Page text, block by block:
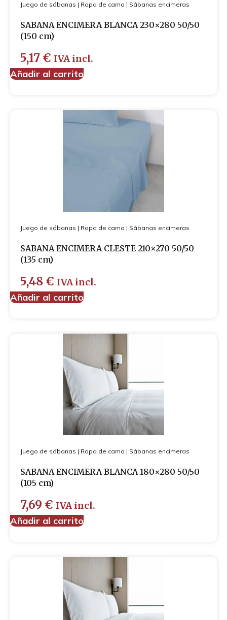
Juego de sábanas | Ropa de cama | Sábanas encimeras
SABANA ENCIMERA BLANCA 230×280 50/50
(150 cm)
5,17 € IVA incl.
Añadir al carrito
Juego de sábanas | Ropa de cama | Sábanas encimeras
SABANA ENCIMERA CLESTE 210×270 50/50
(135 cm)
5,48 € IVA incl.
Añadir al carrito
Juego de sábanas | Ropa de cama | Sábanas encimeras
SABANA ENCIMERA BLANCA 180×280 50/50
(105 cm)
7,69 € IVA incl.
Añadir al carrito